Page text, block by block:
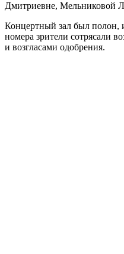
Дмитриевне, Мельниковой
Концертный зал был полон,
номера зрители сотрясали
и возгласами одобрения.